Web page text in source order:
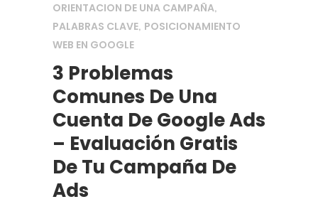
ORIENTACION DE UNA CAMPAÑA,
PALABRAS CLAVE, POSICIONAMIENTO
WEB EN GOOGLE
3 Problemas
Comunes De Una
Cuenta De Google Ads
– Evaluación Gratis
De Tu Campaña De
Ads